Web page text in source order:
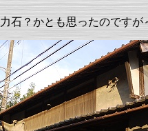
石？かとも思ったのですが